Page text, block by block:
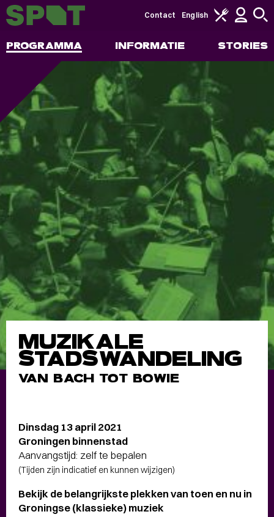
PROGRAMMA INFORMATIE STORIES
Contact English
MUZIKALE
STADSWANDELING
VAN BACH TOT BOWIE
Dinsdag 13 april 2021
Groningen binnenstad
Aanvangstijd: zelf te bepalen
(Tijden zijn indicatief en kunnen wijzigen)
Bekijk de belangrijkste plekken van toen en nu in
Groningse (klassieke) muziek